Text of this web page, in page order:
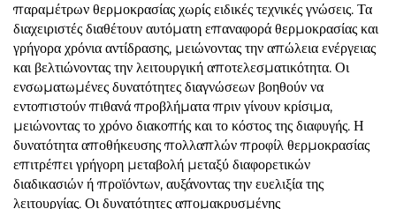
παραμέτρων θερμοκρασίας χωρίς ειδικές τεχνικές γνώσεις. Τα
διαχειριστές διαθέτουν αυτόματη επαναφορά θερμοκρασίας και
γρήγορα χρόνια αντίδρασης, μειώνοντας την απώλεια ενέργειας
και βελτιώνοντας την λειτουργική αποτελεσματικότητα. Οι
ενσωματωμένες δυνατότητες διαγνώσεων βοηθούν να
εντοπιστούν πιθανά προβλήματα πριν γίνουν κρίσιμα,
μειώνοντας το χρόνο διακοπής και το κόστος της διαφυγής. Η
δυνατότητα αποθήκευσης πολλαπλών προφίλ θερμοκρασίας
επιτρέπει γρήγορη μεταβολή μεταξύ διαφορετικών
διαδικασιών ή προϊόντων, αυξάνοντας την ευελιξία της
λειτουργίας. Οι δυνατότητες απομακρυσμένης